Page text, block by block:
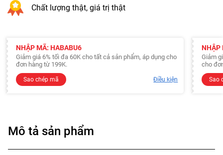
Chất lượng thật, giá trị thật
NHẬP MÃ: HABABU6
Giảm giá 6% tối đa 60K cho tất cả sản phẩm, áp dụng cho
đơn hàng từ 199K.
Sao chép mã Điều kiện
NHẬP
Giảm
cho
Sao
Mô tả sản phẩm